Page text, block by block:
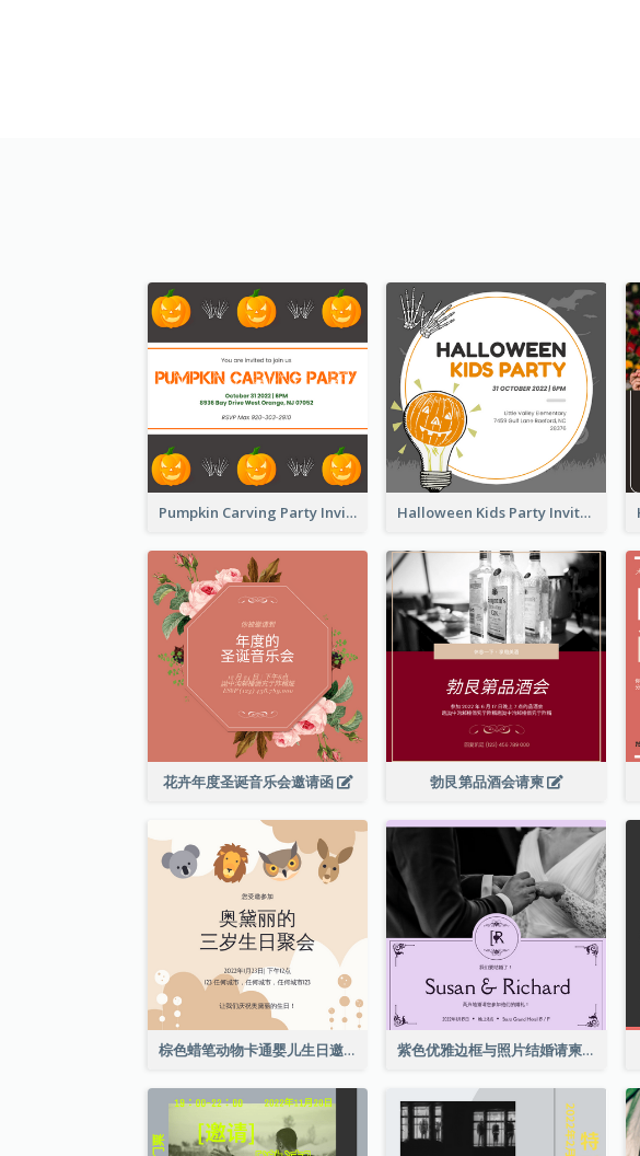
Pumpkin Carving Party Invitation Halloween Kids Party Invitation
花卉年度圣诞音乐会邀请函 勃艮第品酒会请柬
棕色蜡笔动物卡通婴儿生日邀请 紫色优雅边框与照片结婚请柬